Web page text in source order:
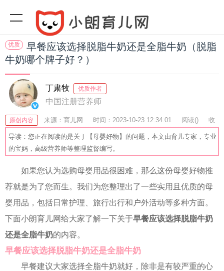
优质
早餐应该选择脱脂牛奶还是全脂牛奶（脱脂
牛奶哪个牌子好？）
丁肃牧 优质作者
中国注册营养师
原创内容 来源：育儿网 时间：2023-10-23 12:34:01 阅读() 收
藏：56 分享：76 爆
导读：您正在阅读的是关于【母婴好物】的问题，本文由育儿专家，专业
的宝妈，高级营养师等整理监督编写。
如果您认为选购母婴用品很困难，那么这份母婴好物推
荐就是为了您而生。我们为您整理出了一些实用且优质的母
婴用品，包括日常护理、旅行出行和户外活动等多种方面。
下面小朗育儿网给大家了解一下关于早餐应该选择脱脂牛奶
还是全脂牛奶的内容。
早餐应该选择脱脂牛奶还是全脂牛奶
早餐建议大家选择全脂牛奶就好，除非是有较严重的心